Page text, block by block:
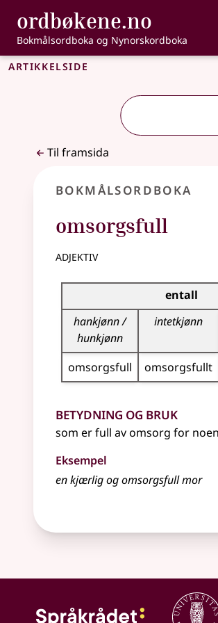
Gå til hovudinnhald
Tilgjenge
ordbøkene.no ,
Bokmålsordboka og Nynorskordboka
Artikkelside
Til framsida
Bokmålsordboka
omsorgsfull
adjektiv
Bøyingstabell for detteentall
hankjønn /
hunkjønn
intetkjønn
omsorgsfull omsorgsfullt
Betydning og bruk
som er full av omsorg for noen
Eksempel
en kjærlig ogomsorgsfullmor